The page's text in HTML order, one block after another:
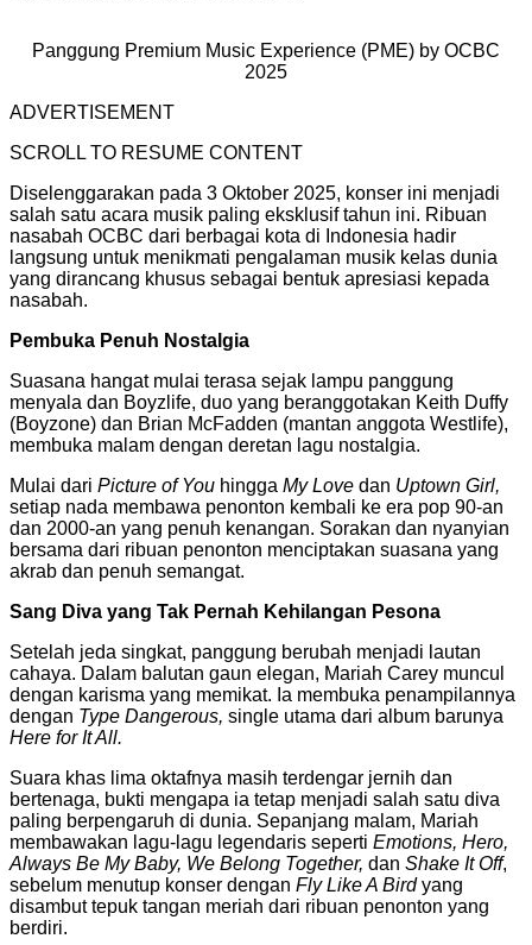
Panggung Premium Music Experience (PME) by OCBC
2025
ADVERTISEMENT
SCROLL TO RESUME CONTENT
Diselenggarakan pada 3 Oktober 2025, konser ini menjadi
salah satu acara musik paling eksklusif tahun ini. Ribuan
nasabah OCBC dari berbagai kota di Indonesia hadir
langsung untuk menikmati pengalaman musik kelas dunia
yang dirancang khusus sebagai bentuk apresiasi kepada
nasabah.
Pembuka Penuh Nostalgia
Suasana hangat mulai terasa sejak lampu panggung
menyala dan Boyzlife, duo yang beranggotakan Keith Duffy
(Boyzone) dan Brian McFadden (mantan anggota Westlife),
membuka malam dengan deretan lagu nostalgia.
Mulai dari Picture of You hingga My Love dan Uptown Girl,
setiap nada membawa penonton kembali ke era pop 90-an
dan 2000-an yang penuh kenangan. Sorakan dan nyanyian
bersama dari ribuan penonton menciptakan suasana yang
akrab dan penuh semangat.
Sang Diva yang Tak Pernah Kehilangan Pesona
Setelah jeda singkat, panggung berubah menjadi lautan
cahaya. Dalam balutan gaun elegan, Mariah Carey muncul
dengan karisma yang memikat. Ia membuka penampilannya
dengan Type Dangerous, single utama dari album barunya
Here for It All.
Suara khas lima oktafnya masih terdengar jernih dan
bertenaga, bukti mengapa ia tetap menjadi salah satu diva
paling berpengaruh di dunia. Sepanjang malam, Mariah
membawakan lagu-lagu legendaris seperti Emotions, Hero,
Always Be My Baby, We Belong Together, dan Shake It Off,
sebelum menutup konser dengan Fly Like A Birdyang
disambut tepuk tangan meriah dari ribuan penonton yang
berdiri.